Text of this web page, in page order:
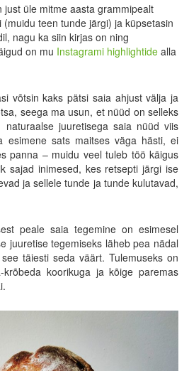
just üle mitme aasta grammipealt
teen tunde järgi) ja küpsetasin
nagu ka siin kirjas on ning
on mu Instagrami highlightide alla
võtsin kaks pätsi saia ahjust välja ja
seega ma usun, et nüüd on selleks
juuretisega saia nüüd viis
esimene sats maitses väga hästi, ei
panna – muidu veel tuleb töö käigus
sajad inimesed, kes retsepti järgi ise
ja sellele tunde ja tunde kulutavad,
peale saia tegemine on esimesel
juuretise tegemiseks läheb pea nädal
täiesti seda väärt. Tulemuseks on
krõbeda koorikuga ja kõige paremas